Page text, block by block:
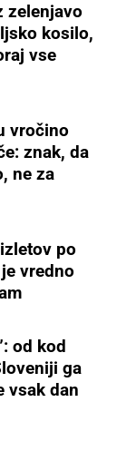
zelenjavo
kosilo,
vse
vročino
znak, da
ne za
po
vredno
od kod
ga
vsak dan